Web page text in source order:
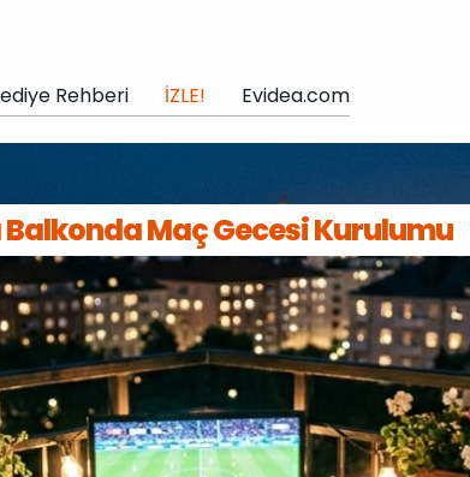
Rehberi İZLE! Evidea.com
Maç Gecesi Kurulumu